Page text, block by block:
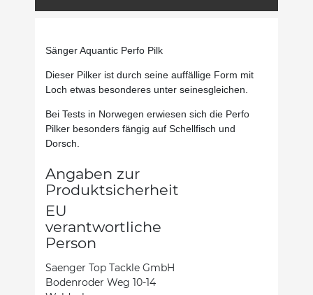
Sänger Aquantic Perfo Pilk
Dieser Pilker ist durch seine auffällige Form mit
Loch etwas besonderes unter seinesgleichen.
Bei Tests in Norwegen erwiesen sich die Perfo
Pilker besonders fängig auf Schellfisch und
Dorsch.
Angaben zur
Produktsicherheit
EU
verantwortliche
Person
Saenger Top Tackle GmbH
Bodenroder Weg 10-14